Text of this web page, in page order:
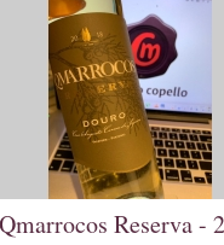
Qmarrocos Reserva -